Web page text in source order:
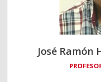
José Ramón